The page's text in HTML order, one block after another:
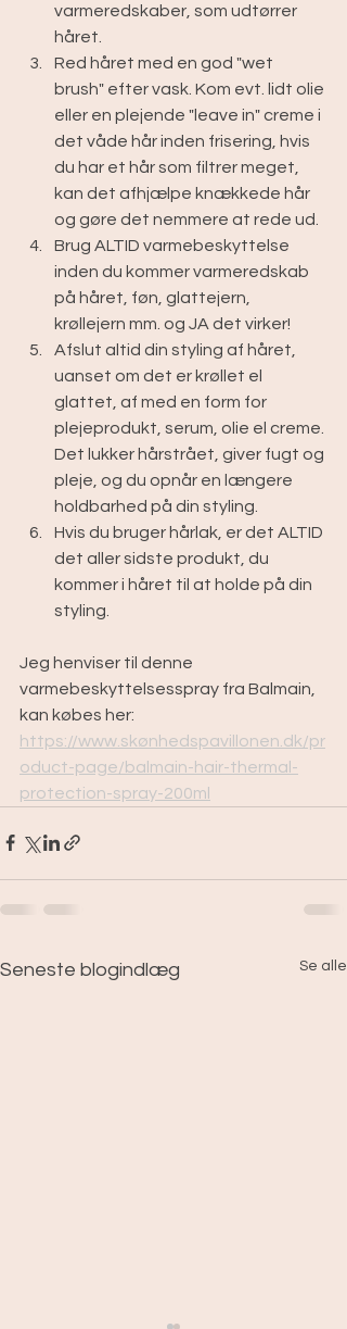
varmeredskaber, som udtørrer
håret.
Red håret med en god "wet
brush" efter vask. Kom evt. lidt olie
eller en plejende "leave in" creme i
det våde hår inden frisering, hvis
du har et hår som filtrer meget,
kan det afhjælpe knækkede hår
og gøre det nemmere at rede ud.
Brug ALTID varmebeskyttelse
inden du kommer varmeredskab
på håret, føn, glattejern,
krøllejern mm. og JA det virker!
Afslut altid din styling af håret,
uanset om det er krøllet el
glattet, af med en form for
plejeprodukt, serum, olie el creme.
Det lukker hårstrået, giver fugt og
pleje, og du opnår en længere
holdbarhed på din styling.
Hvis du bruger hårlak, er det ALTID
det aller sidste produkt, du
kommer i håret til at holde på din
styling.
Jeg henviser til denne
varmebeskyttelsesspray fra Balmain,
kan købes her:
https://www.skønhedspavillonen.dk/pr
oduct-page/balmain-hair-thermal-
protection-spray-200ml
Seneste blogindlæg Se alle